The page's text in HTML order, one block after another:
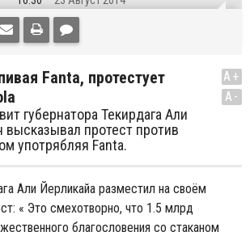
Fanta, протестует
губернатора Текирдага Али
высказывал протест против
употрябляя Fanta.
A+
A-
Али Йерликайа разместил на своём
« Это смехотворно, что 1.5 млрд
благословения со стаканом